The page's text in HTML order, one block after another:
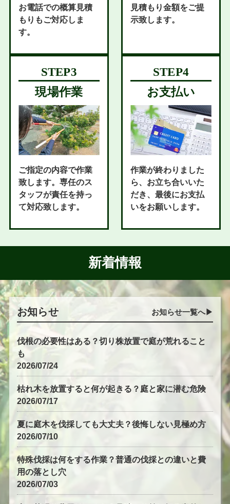
お電話での概算見積
もりもご対応しま
す。
見積もり金額をご提
示致します。
現場作業
ご指定の内容で作業
致します。専任のス
タッフが責任を持っ
て対応致します。
お支払い
作業が終わりました
ら、お立ち合いいた
だき、最後にお支払
いをお願いします。
新着情報
お知らせ お知らせ一覧へ▶︎
伐根の必要性はある？切り株放置で庭が荒れること
も
2026/07/24
枯れ木を放置すると何が起きる？庭と家に潜む危険
2026/07/17
夏に庭木を伐採しても大丈夫？後悔しない見極め方
2026/07/10
特殊伐採は何をする作業？普通の伐採との違いと費
用の落とし穴
2026/07/03